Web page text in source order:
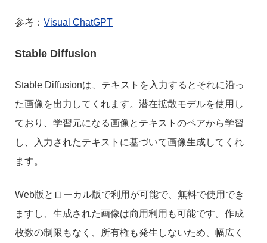
参考： Visual ChatGPT
Stable Diffusion
Stable Diffusionは、テキストを入力するとそれに沿っ
た画像を出力してくれます。潜在拡散モデルを使用し
ており、学習元になる画像とテキストのペアから学習
し、入力されたテキストに基づいて画像生成してくれ
ます。
Web版とローカル版で利用が可能で、無料で使用でき
ますし、生成された画像は商用利用も可能です。作成
枚数の制限もなく、所有権も発生しないため、幅広く